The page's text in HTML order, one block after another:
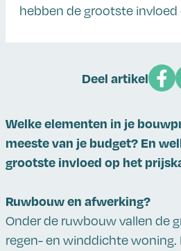
hebben de grootste
Deel artikel
Welke elementen in je
meeste van je budget? En
grootste invloed op het
Ruwbouw en afwerking?
Onder de ruwbouw vallen de
regen- en winddichte woning.